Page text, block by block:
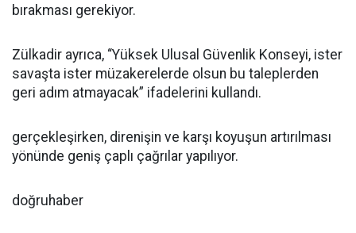
bırakması gerekiyor.
Zülkadir ayrıca, “Yüksek Ulusal Güvenlik Konseyi, ister
savaşta ister müzakerelerde olsun bu taleplerden
geri adım atmayacak” ifadelerini kullandı.
gerçekleşirken, direnişin ve karşı koyuşun artırılması
yönünde geniş çaplı çağrılar yapılıyor.
doğruhaber